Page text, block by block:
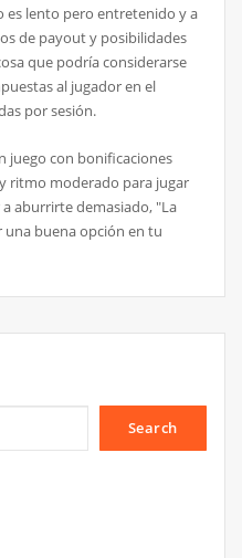
es lento pero entretenido y a
de payout y posibilidades
que podría considerarse
al jugador en el
por sesión.
juego con bonificaciones
ritmo moderado para jugar
aburrirte demasiado, "La
una buena opción en tu
Search